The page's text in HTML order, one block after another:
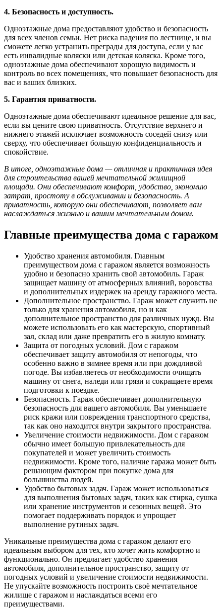
4. Безопасность и доступность.
Одноэтажные дома предоставляют удобство и безопасность
для всех членов семьи. Нет риска падения по лестнице, и вы
сможете легко устранить преграды для доступа, если у вас
есть инвалидные коляски или детская коляска. Кроме того,
одноэтажные дома обеспечивают хорошую видимость и
контроль во всех помещениях, что повышает безопасность для
вас и ваших близких.
5. Гарантия приватности.
Одноэтажные дома обеспечивают идеальное решение для вас,
если вы цените свою приватность. Отсутствие верхнего и
нижнего этажей исключает возможность соседей снизу или
сверху, что обеспечивает большую конфиденциальность и
спокойствие.
В итоге, одноэтажные дома — отличная и практичная идея
для строительства вашей мечтательной жилищной
площади. Они обеспечивают комфорт, удобство, экономию
затрат, простоту в обслуживании и безопасность. А
приватность, которую они обеспечивают, позволяет вам
наслаждаться жизнью и вашим мечтательным домом.
Главные преимущества дома с гаражом
Удобство хранения автомобиля. Главным
преимуществом дома с гаражом является возможность
удобно и безопасно хранить свой автомобиль. Гараж
защищает машину от атмосферных влияний, воровства
и дополнительных издержек на аренду гаражного места.
Дополнительное пространство. Гараж может служить не
только для хранения автомобиля, но и как
дополнительное пространство для различных нужд. Вы
можете использовать его как мастерскую, спортивный
зал, склад или даже превратить его в жилую комнату.
Защита от погодных условий. Дом с гаражом
обеспечивает защиту автомобиля от непогоды, что
особенно важно в зимнее время или при дождливой
погоде. Вы избавляетесь от необходимости очищать
машину от снега, наледи или грязи и сокращаете время
подготовки к поездке.
Безопасность. Гараж обеспечивает дополнительную
безопасность для вашего автомобиля. Вы уменьшаете
риск кражи или повреждения транспортного средства,
так как оно находится внутри закрытого пространства.
Увеличение стоимости недвижимости. Дом с гаражом
обычно имеет большую привлекательность для
покупателей и может увеличить стоимость
недвижимости. Кроме того, наличие гаража может быть
решающим фактором при покупке дома для
большинства людей.
Удобство бытовых задач. Гараж может использоваться
для выполнения бытовых задач, таких как стирка, сушка
или хранение инструментов и сезонных вещей. Это
помогает поддерживать порядок и упрощает
выполнение рутиных задач.
Уникальные преимущества дома с гаражом делают его
идеальным выбором для тех, кто хочет жить комфортно и
функционально. Он предлагает удобство хранения
автомобиля, дополнительное пространство, защиту от
погодных условий и увеличение стоимости недвижимости.
Не упускайте возможность построить своё мечтательное
жилище с гаражом и наслаждаться всеми его
преимуществами.